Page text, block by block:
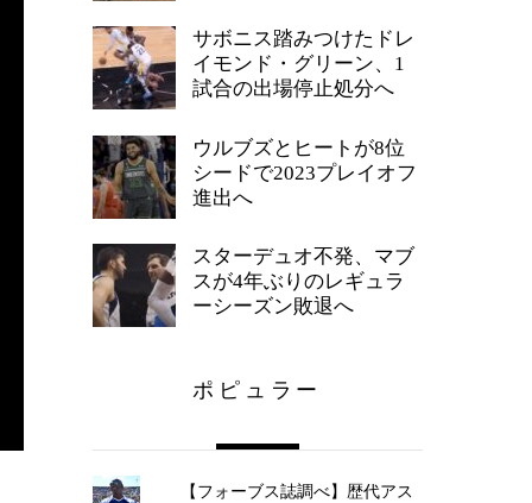
サボニス踏みつけたドレ
イモンド・グリーン、1
試合の出場停止処分へ
ウルブズとヒートが8位
シードで2023プレイオフ
進出へ
スターデュオ不発、マブ
スが4年ぶりのレギュラ
ーシーズン敗退へ
ポピュラー
【フォーブス誌調べ】歴代アス